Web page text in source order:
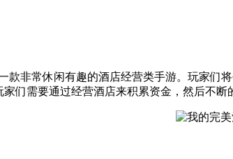
款非常休闲有趣的酒店经营类手游。玩家
们需要通过经营酒店来积累资金，然后不